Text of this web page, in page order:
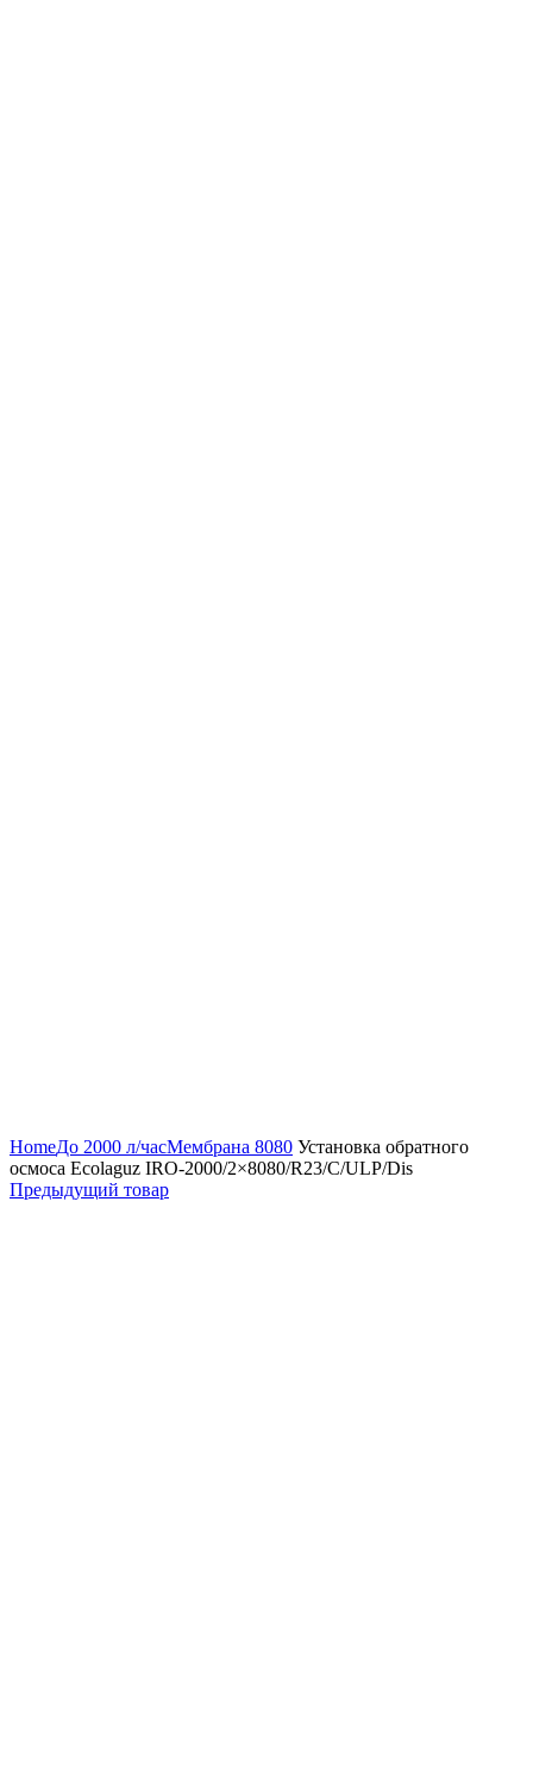
HomeДо 2000 л/часМембрана 8080 Установка обратного
осмоса Ecolaguz IRO-2000/2×8080/R23/C/ULP/Dis
Предыдущий товар